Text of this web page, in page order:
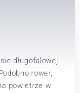
długofalowej
rower,
powietrze w